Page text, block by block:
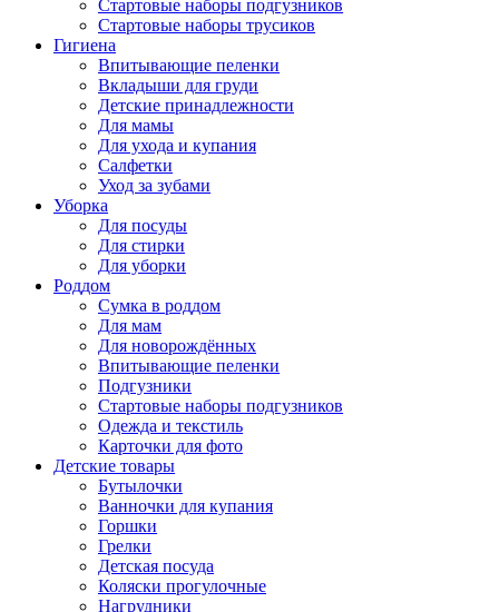
Стартовые наборы подгузников
Стартовые наборы трусиков
Гигиена
Впитывающие пеленки
Вкладыши для груди
Детские принадлежности
Для мамы
Для ухода и купания
Салфетки
Уход за зубами
Уборка
Для посуды
Для стирки
Для уборки
Роддом
Сумка в роддом
Для мам
Для новорождённых
Впитывающие пеленки
Подгузники
Стартовые наборы подгузников
Одежда и текстиль
Карточки для фото
Детские товары
Бутылочки
Ванночки для купания
Горшки
Грелки
Детская посуда
Коляски прогулочные
Нагрудники